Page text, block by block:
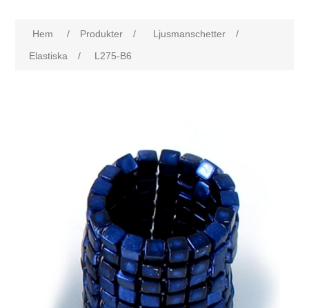
Hem / Produkter / Ljusmanschetter
/
Elastiska
/ L275-B6